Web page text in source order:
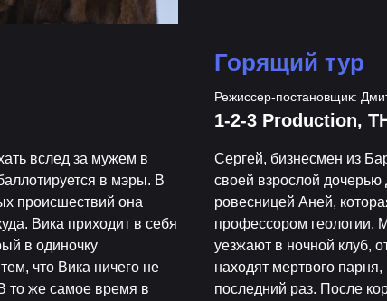
вслед за мужем в
в мэры. В
происшествий она
Вика приходит в себя
в одиночку
что Вика ничего не
то же самое время в
Горящий тур
Режиссер-постановщик:
1-2-3 Production,
Сергей, бизнесмен из
своей взрослой
ровесницей Аней,
профессором геологии,
уезжают в ночной клуб,
находят мертвого
последний раз. После